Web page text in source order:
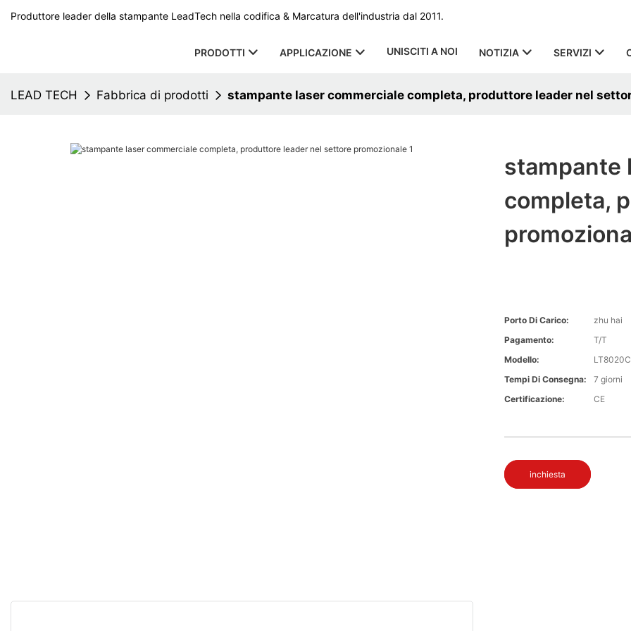
Produttore leader della stampante LeadTech nella codifica & Marcatura dell'industria dal 2011.
PRODOTTI APPLICAZIONE UNISCITI A NOI NOTIZIA SERVIZI
LEAD TECH Fabbrica di prodotti stampante laser commerciale completa, produttore leader nel
stampante
completa,
Porto Di Carico:
zhu hai
Pagamento:
T/T
Modello:
Tempi Di Consegna:
7 giorni
Certificazione:
CE
inchiesta